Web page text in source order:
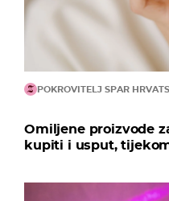
POKROVITELJ SPAR
Omiljene proizvode
kupiti i usput,